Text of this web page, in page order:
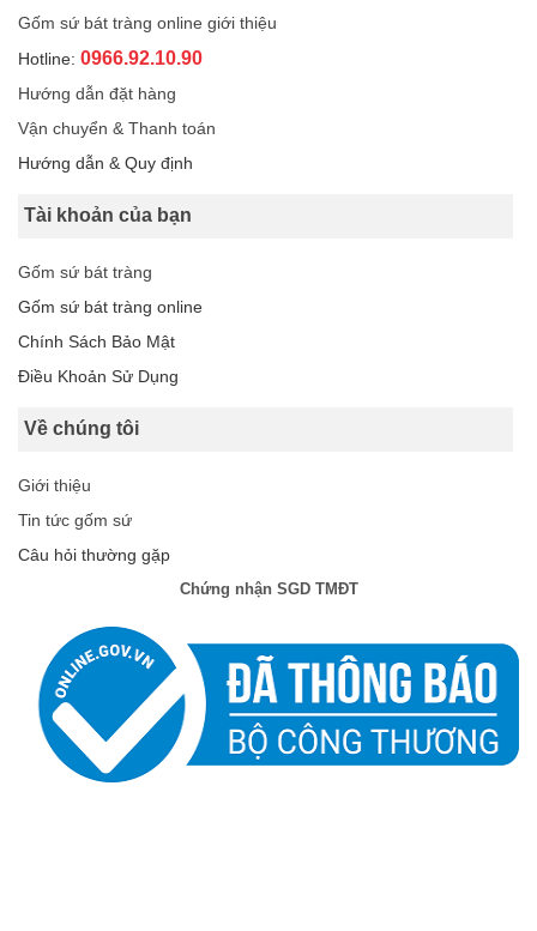
Gốm sứ bát tràng online giới thiệu
Hotline: 0966.92.10.90
Hướng dẫn đặt hàng
Vận chuyển & Thanh toán
Hướng dẫn & Quy định
Tài khoản của bạn
Gốm sứ bát tràng
Gốm sứ bát tràng online
Chính Sách Bảo Mật
Điều Khoản Sử Dụng
Về chúng tôi
Giới thiệu
Tin tức gốm sứ
Câu hỏi thường gặp
Chứng nhận SGD TMĐT